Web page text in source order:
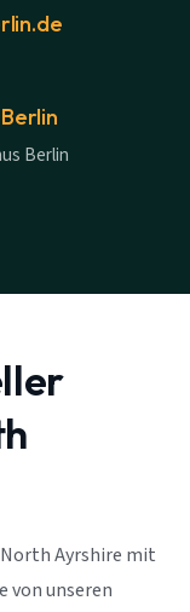
Berlin
Ayrshire mit
von unseren